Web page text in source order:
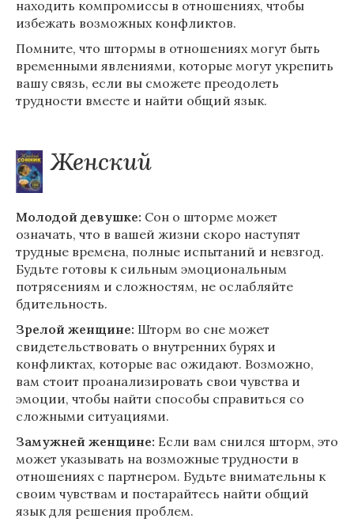
находить компромиссы в отношениях, чтобы
избежать возможных конфликтов.
Помните, что штормы в отношениях могут быть
временными явлениями, которые могут укрепить
вашу связь, если вы сможете преодолеть
трудности вместе и найти общий язык.
Женский
Молодой девушке: Сон о шторме может
означать, что в вашей жизни скоро наступят
трудные времена, полные испытаний и невзгод.
Будьте готовы к сильным эмоциональным
потрясениям и сложностям, не ослабляйте
бдительность.
Зрелой женщине: Шторм во сне может
свидетельствовать о внутренних бурях и
конфликтах, которые вас ожидают. Возможно,
вам стоит проанализировать свои чувства и
эмоции, чтобы найти способы справиться со
сложными ситуациями.
Замужней женщине: Если вам снился шторм, это
может указывать на возможные трудности в
отношениях с партнером. Будьте внимательны к
своим чувствам и постарайтесь найти общий
язык для решения проблем.